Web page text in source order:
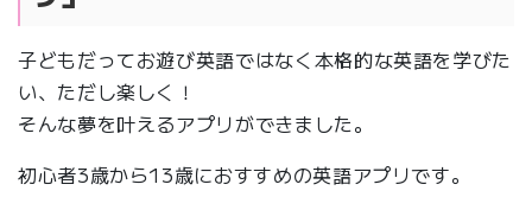
子どもだってお遊び英語ではなく本格的な英語を学びた
い、ただし楽しく！
そんな夢を叶えるアプリができました。
初心者3歳から13歳におすすめの英語アプリです。